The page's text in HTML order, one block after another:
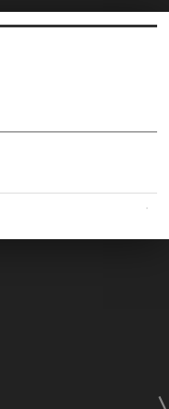
5
북5
5
북5